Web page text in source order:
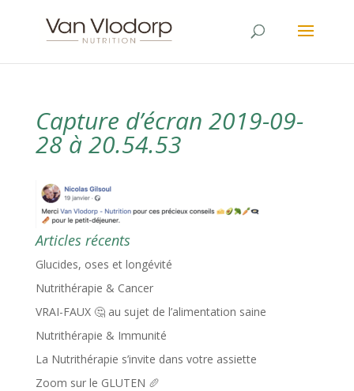
Capture d’écran 2019-09-
28 à 20.54.53
Articles récents
Glucides, oses et longévité
Nutrithérapie & Cancer
VRAI-FAUX 🤔 au sujet de l’alimentation saine
Nutrithérapie & Immunité
La Nutrithérapie s’invite dans votre assiette
Zoom sur le GLUTEN 🥖